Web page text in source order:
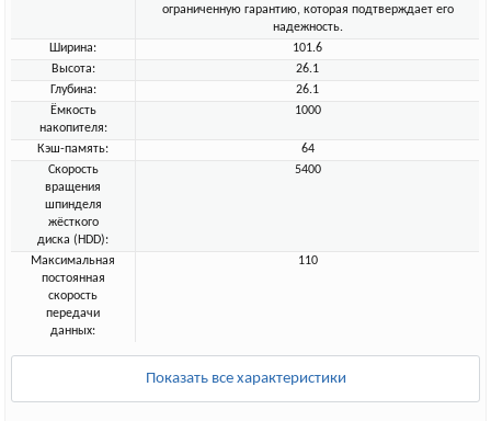
ограниченную гарантию, которая подтверждает его
надежность.
Ширина:
101.6
Высота:
26.1
Глубина:
26.1
Ёмкость
накопителя:
1000
Кэш-память:
64
Скорость
вращения
шпинделя
жёсткого
диска (HDD):
5400
Максимальная
постоянная
скорость
передачи
данных:
110
Показать все характеристики